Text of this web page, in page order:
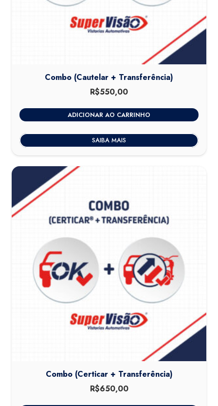
Combo (Cautelar + Transferência)
R$550,00
ADICIONAR AO CARRINHO
SAIBA MAIS
Combo (Certicar + Transferência)
R$650,00